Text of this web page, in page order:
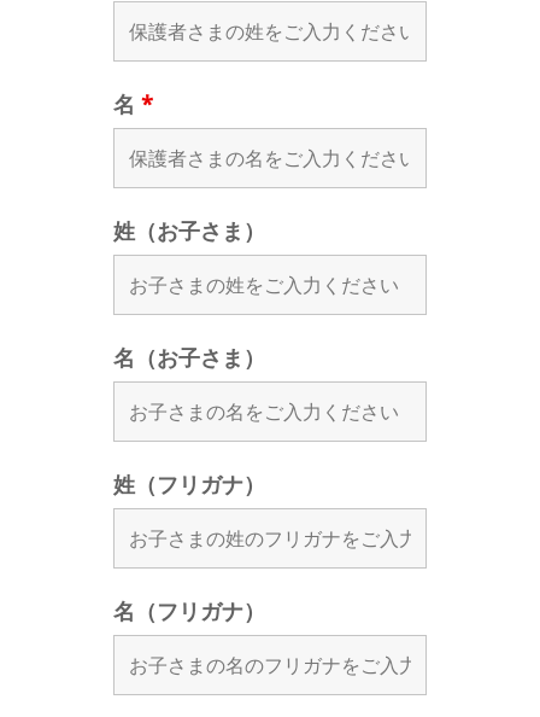
名 *
姓（お子さま）
名（お子さま）
姓（フリガナ）
名（フリガナ）